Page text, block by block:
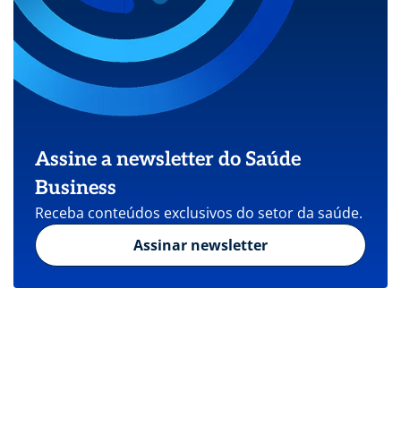
Assine a newsletter do Saúde
Business
Receba conteúdos exclusivos do setor da saúde.
Assinar newsletter